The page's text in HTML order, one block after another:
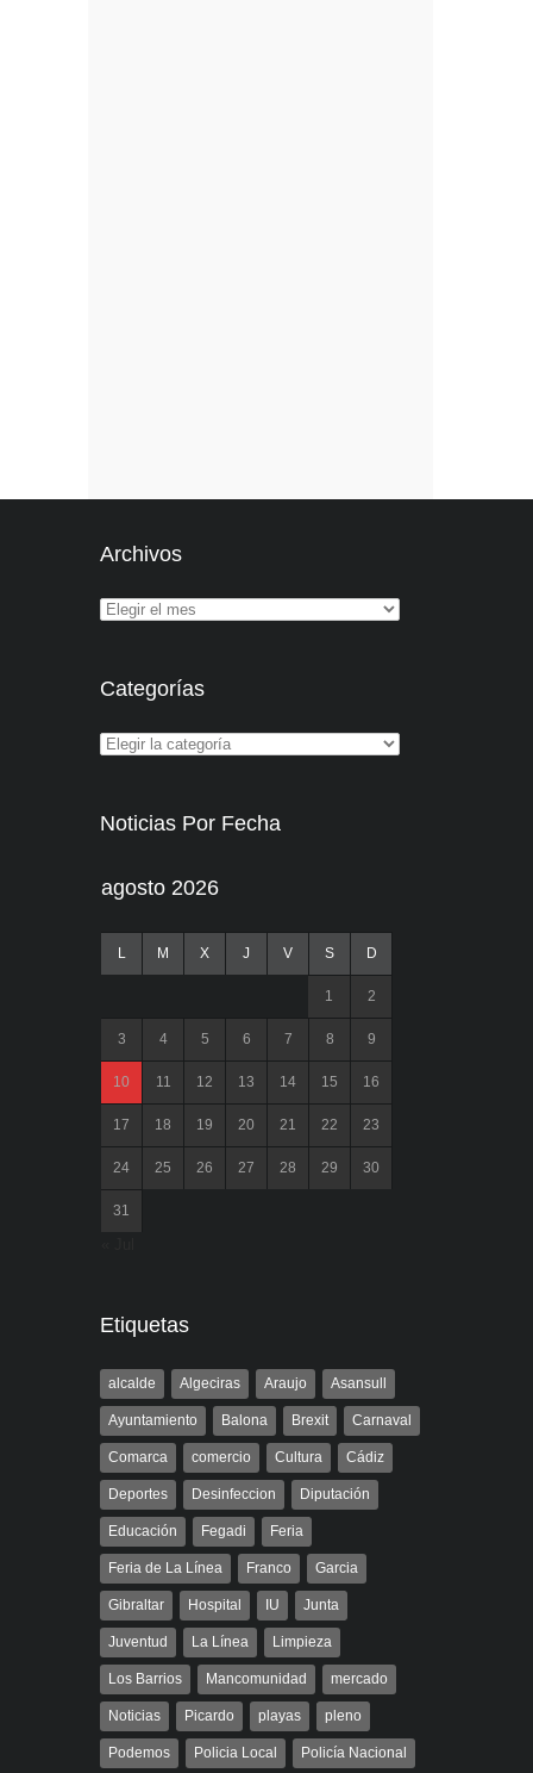
Archivos
Categorías
Noticias Por Fecha
agosto 2026
L M X J V S D
1 2
3 4 5 6 7 8 9
10 11 12 13 14 15 16
17 18 19 20 21 22 23
24 25 26 27 28 29 30
31
Etiquetas
alcalde Algeciras Araujo Asansull
Ayuntamiento Balona Brexit Carnaval
Comarca comercio Cultura Cádiz
Deportes Desinfeccion Diputación
Educación Fegadi Feria
Feria de La Línea Franco Garcia
Gibraltar Hospital IU Junta
Juventud La Línea Limpieza
Los Barrios Mancomunidad mercado
Noticias Picardo playas pleno
Podemos Policia Local Policía Nacional